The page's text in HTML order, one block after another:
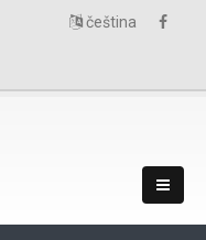
čeština